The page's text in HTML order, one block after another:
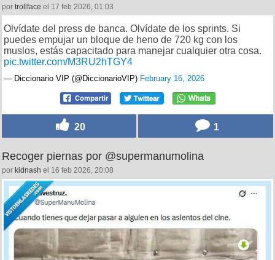
por trollface el 17 feb 2026, 01:03
Olvídate del press de banca. Olvídate de los sprints. Si
puedes empujar un bloque de heno de 720 kg con los
muslos, estás capacitado para manejar cualquier otra cosa.
pic.twitter.com/M3RU2hTGY4
— Diccionario VIP (@DiccionarioVIP) February 16, 2026
20 1
Recoger piernas por @supermanumolina
por kidnash el 16 feb 2026, 20:08